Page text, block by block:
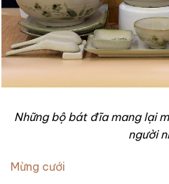
Những bộ bát đĩa mang lại
người
Mừng cưới